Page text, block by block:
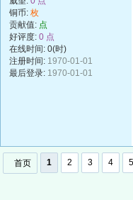
铜币: 枚
贡献值: 点
好评度: 0 点
在线时间: 0(时)
注册时间: 1970-01-01
最后登录: 1970-01-01
首页 1 2 3 4 5